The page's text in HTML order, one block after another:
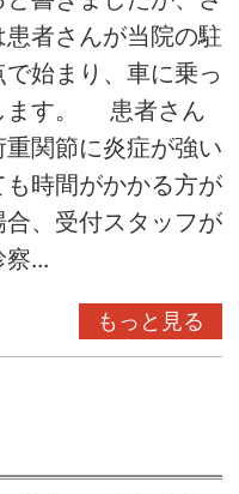
者さんが当院の駐
始まり、車に乗っ
ます。 患者さん
関節に炎症が強い
時間がかかる方が
、受付スタッフが
...
もっと見る